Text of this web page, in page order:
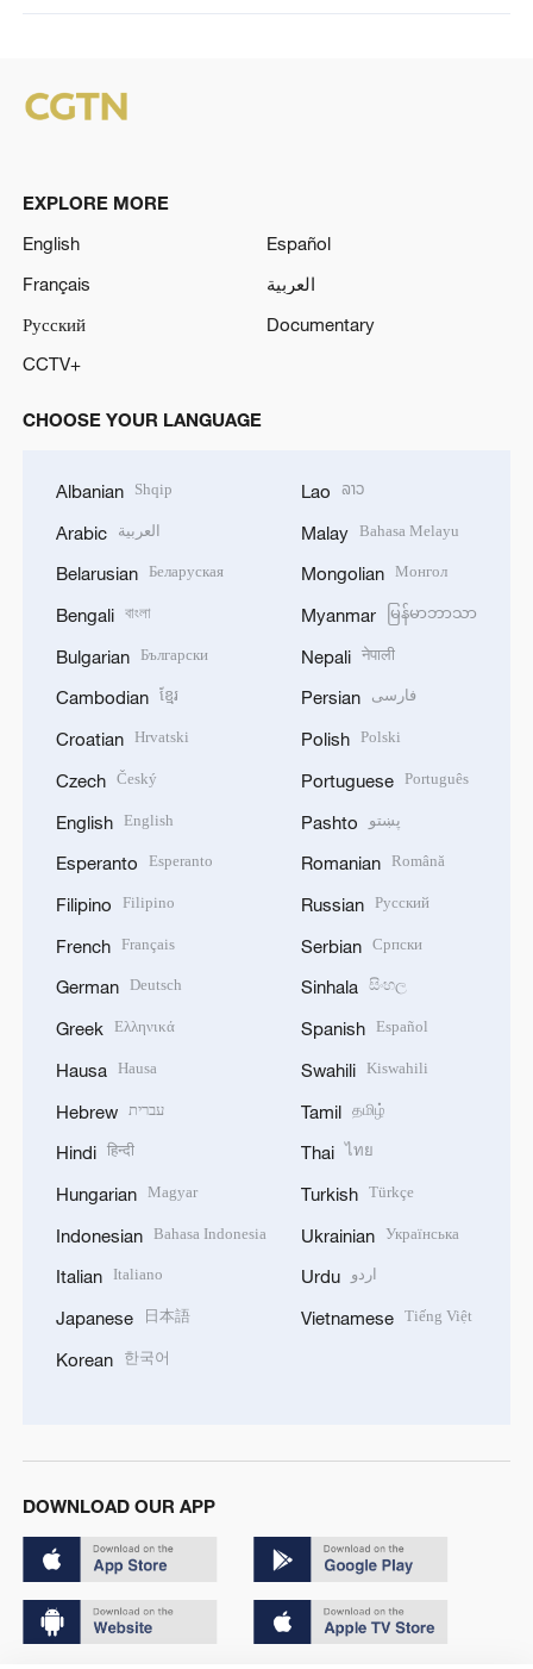
EXPLORE MORE
English
Español
Français
العربية
Русский
Documentary
CCTV+
CHOOSE YOUR LANGUAGE
Albanian Shqip
Arabic العربية
Belarusian Беларуская
Bengali বাংলা
Bulgarian Български
Cambodian ខ្មែរ
Croatian Hrvatski
Czech Český
English English
Esperanto Esperanto
Filipino Filipino
French Français
German Deutsch
Greek Ελληνικά
Hausa Hausa
Hebrew עברית
Hindi हिन्दी
Hungarian Magyar
Indonesian Bahasa Indonesia
Italian Italiano
Japanese 日本語
Korean 한국어
Lao ລາວ
Malay Bahasa Melayu
Mongolian Монгол
Myanmar မြန်မာဘာသာ
Nepali नेपाली
Persian فارسی
Polish Polski
Portuguese Português
Pashto پښتو
Romanian Română
Russian Русский
Serbian Српски
Sinhala සිංහල
Spanish Español
Swahili Kiswahili
Tamil தமிழ்
Thai ไทย
Turkish Türkçe
Ukrainian Українська
Urdu اردو
Vietnamese Tiếng Việt
DOWNLOAD OUR APP